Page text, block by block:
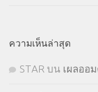
ความเห็นล่าสุด
STㅤAR บน เผลออ